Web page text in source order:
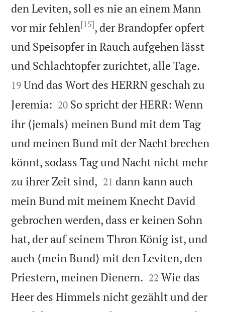
den Leviten, soll es nie an einem Mann
vor mir fehlen[15], der Brandopfer opfert
und Speisopfer in Rauch aufgehen lässt
und Schlachtopfer zurichtet, alle Tage.
19 Und das Wort des HERRN geschah zu
Jeremia: 

20 So spricht der HERR: Wenn
ihr ⟨jemals⟩ meinen Bund mit dem Tag
und meinen Bund mit der Nacht brechen
könnt, sodass Tag und Nacht nicht mehr
zu ihrer Zeit sind, 

21 dann kann auch
mein Bund mit meinem Knecht David
gebrochen werden, dass er keinen Sohn
hat, der auf seinem Thron König ist, und
auch ⟨mein Bund⟩ mit den Leviten, den
Priestern, meinen Dienern. 

22 Wie das
Heer des Himmels nicht gezählt und der